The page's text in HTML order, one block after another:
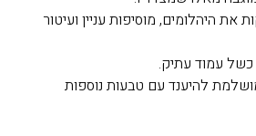
את היהלומים, מוסיפות עניין ועיטור
כשל עמוד עתיק.
להיענד עם טבעות נוספות